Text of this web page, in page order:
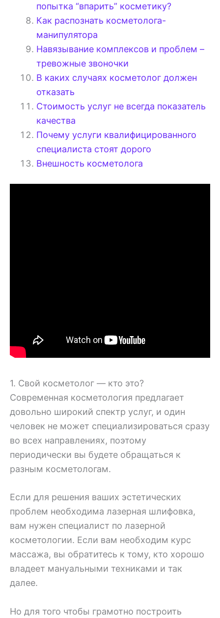
попытка “впарить” косметику?
Как распознать косметолога-
манипулятора
Навязывание комплексов и проблем –
тревожные звоночки
В каких случаях косметолог должен
отказать
Стоимость услуг не всегда показатель
качества
Почему услуги квалифицированного
специалиста стоят дорого
Внешность косметолога
1. Свой косметолог — кто это?
Современная косметология предлагает
довольно широкий спектр услуг, и один
человек не может специализироваться сразу
во всех направлениях, поэтому
периодически вы будете обращаться к
разным косметологам.
Если для решения ваших эстетических
проблем необходима лазерная шлифовка,
вам нужен специалист по лазерной
косметологии. Если вам необходим курс
массажа, вы обратитесь к тому, кто хорошо
владеет мануальными техниками и так
далее.
Но для того чтобы грамотно построить